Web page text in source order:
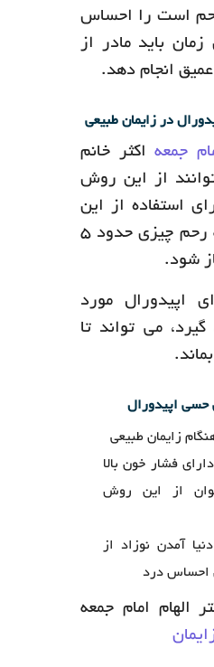
است را احساس
باید مادر از
انجام دهد.
در زایمان طبیعی
جمعه اکثر خانم
از این روش
استفاده از این
روش باید دهانه رحم چیزی حدود 5
اپیدورال مورد
می تواند تا
حسی اپیدورال
زایمان طبیعی
فشار خون بالا
از این روش
آمدن نوزاد از
احساس درد
الهام امام جمعه